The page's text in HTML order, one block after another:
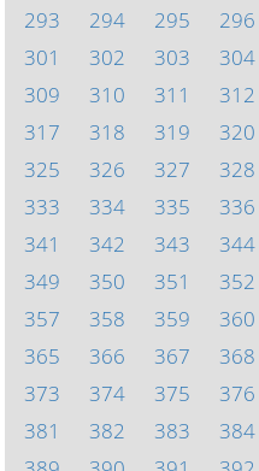
293
294 295 296
301
302 303 304
309
310 311 312
317
318 319 320
325
326 327 328
333
334 335 336
341
342 343 344
349
350 351 352
357
358 359 360
365
366 367 368
373
374 375 376
381
382 383 384